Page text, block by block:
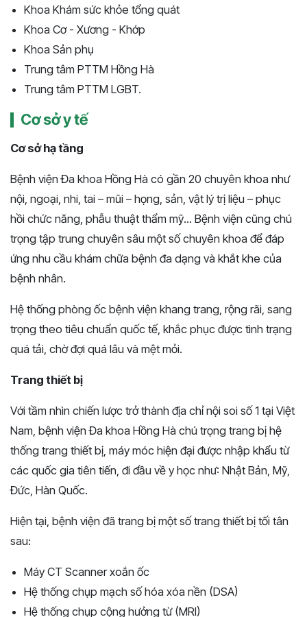
Khoa Khám sức khỏe tổng quát
Khoa Cơ - Xương - Khớp
Khoa Sản phụ
Trung tâm PTTM Hồng Hà
Trung tâm PTTM LGBT.
Cơ sở y tế
Cơ sở hạ tầng
Bệnh viện Đa khoa Hồng Hà có gần 20 chuyên khoa như
nội, ngoại, nhi, tai – mũi – họng, sản, vật lý trị liệu – phục
hồi chức năng, phẫu thuật thẩm mỹ... Bệnh viện cũng chú
trọng tập trung chuyên sâu một số chuyên khoa để đáp
ứng nhu cầu khám chữa bệnh đa dạng và khắt khe của
bệnh nhân.
Hệ thống phòng ốc bệnh viện khang trang, rộng rãi, sang
trọng theo tiêu chuẩn quốc tế, khắc phục được tình trạng
quá tải, chờ đợi quá lâu và mệt mỏi.
Trang thiết bị
Với tầm nhìn chiến lược trở thành địa chỉ nội soi số 1 tại Việt
Nam, bệnh viện Đa khoa Hồng Hà chú trọng trang bị hệ
thống trang thiết bị, máy móc hiện đại được nhập khẩu từ
các quốc gia tiên tiến, đi đầu về y học như: Nhật Bản, Mỹ,
Đức, Hàn Quốc.
Hiện tại, bệnh viện đã trang bị một số trang thiết bị tối tân
sau:
Máy CT Scanner xoắn ốc
Hệ thống chụp mạch số hóa xóa nền (DSA)
Hệ thống chụp cộng hưởng từ (MRI)